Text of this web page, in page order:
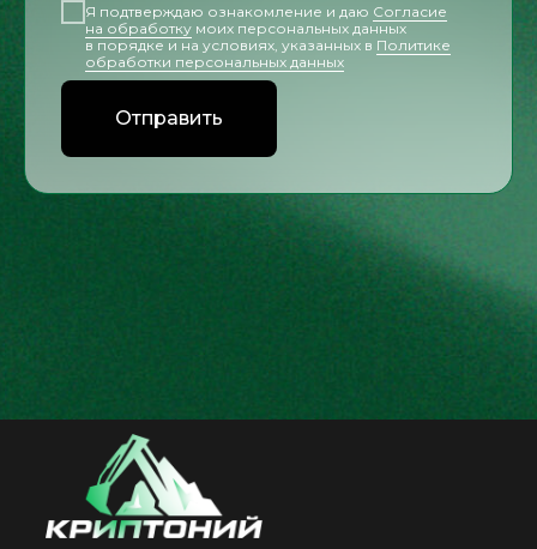
Я подтверждаю ознакомление и даю Согласие
на обработку моих персональных данных
в порядке и на условиях, указанных в Политике
обработки персональных данных
Отправить